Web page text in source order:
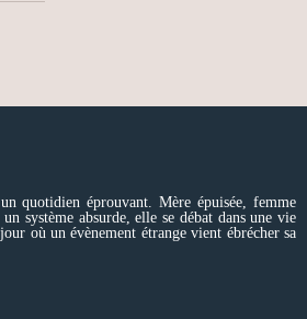
quotidien éprouvant. Mère épuisée, femme
système absurde, elle se débat dans une vie
où un évènement étrange vient ébrécher sa